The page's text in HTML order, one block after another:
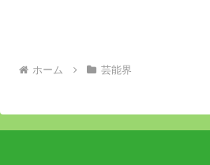
ホーム 芸能界